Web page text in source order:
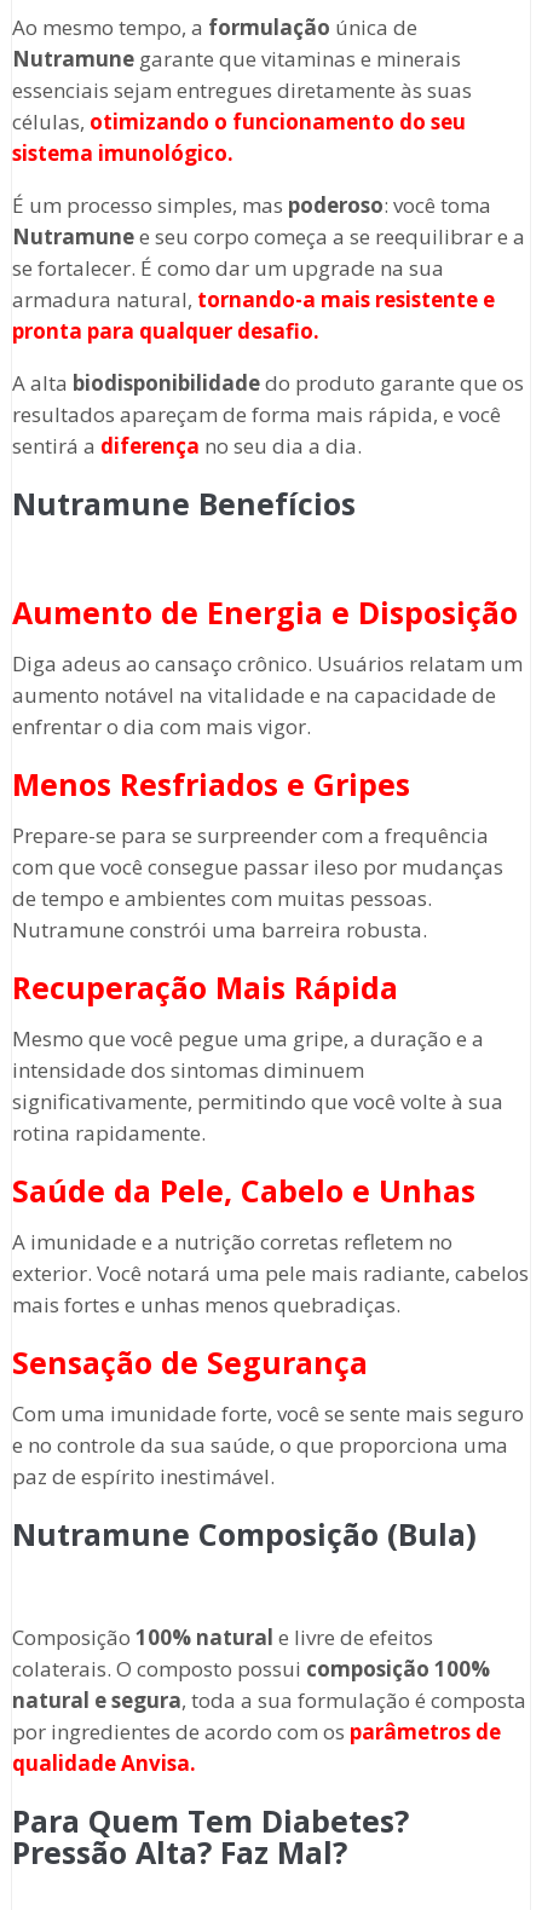
Ao mesmo tempo, a formulação única de
Nutramunegarante que vitaminas e minerais
essenciais sejam entregues diretamente às suas
células, otimizando o funcionamento do seu
sistema imunológico.
É um processo simples, mas poderoso: você toma
Nutramunee seu corpo começa a se reequilibrar e a
se fortalecer. É como dar um upgrade na sua
armadura natural, tornando-a mais resistente e
pronta para qualquer desafio.
A alta biodisponibilidadedo produto garante que os
resultados apareçam de forma mais rápida, e você
sentirá a diferença no seu dia a dia.
Nutramune Benefícios
Aumento de Energia e Disposição
Diga adeus ao cansaço crônico. Usuários relatam um
aumento notável na vitalidade e na capacidade de
enfrentar o dia com mais vigor.
Menos Resfriados e Gripes
Prepare-se para se surpreender com a frequência
com que você consegue passar ileso por mudanças
de tempo e ambientes com muitas pessoas.
Nutramune constrói uma barreira robusta.
Recuperação Mais Rápida
Mesmo que você pegue uma gripe, a duração e a
intensidade dos sintomas diminuem
significativamente, permitindo que você volte à sua
rotina rapidamente.
Saúde da Pele, Cabelo e Unhas
A imunidade e a nutrição corretas refletem no
exterior. Você notará uma pele mais radiante, cabelos
mais fortes e unhas menos quebradiças.
Sensação de Segurança
Com uma imunidade forte, você se sente mais seguro
e no controle da sua saúde, o que proporciona uma
paz de espírito inestimável.
Nutramune Composição (Bula)
Composição 100% natural e livre de efeitos
colaterais. O composto possui composição 100%
natural e segura, toda a sua formulação é composta
por ingredientes de acordo com os parâmetros de
qualidade Anvisa.
Para Quem Tem Diabetes?
Pressão Alta? Faz Mal?